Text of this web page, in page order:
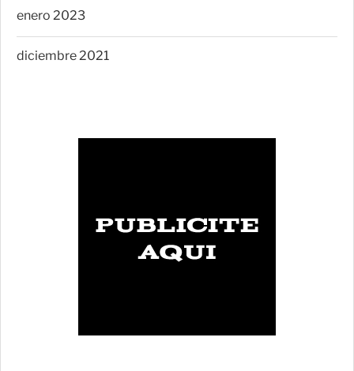
enero 2023
diciembre 2021